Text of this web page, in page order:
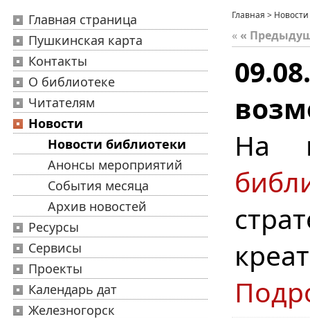
Главная страница
Пушкинская карта
Контакты
О библиотеке
Читателям
Новости
Новости библиотеки
Анонсы мероприятий
События месяца
Архив новостей
Ресурсы
Сервисы
Проекты
Календарь дат
Железногорск
Главная > Новости
« «
На